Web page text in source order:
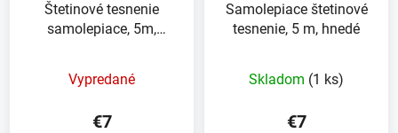
Štetinové tesnenie
samolepiace, 5m,
Vypredané
€7
Samolepiace štetinové
tesnenie, 5 m, hnedé
hodnotenie
produktu
Skladom (1 ks)
€7